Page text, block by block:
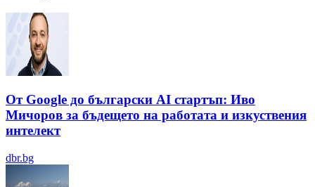
От Google до български AI стартъп: Иво
Мичоров за бъдещето на работата и изкуствения
интелект
dbr.bg